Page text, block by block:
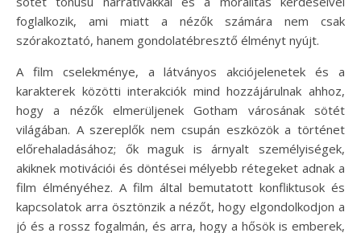
foglalkozik, ami miatt a nézők számára nem csak
szórakoztató, hanem gondolatébresztő élményt nyújt.
A film cselekménye, a látványos akciójelenetek és a
karakterek közötti interakciók mind hozzájárulnak ahhoz,
hogy a nézők elmerüljenek Gotham városának sötét
világában. A szereplők nem csupán eszközök a történet
előrehaladásához; ők maguk is árnyalt személyiségek,
akiknek motivációi és döntései mélyebb rétegeket adnak a
film élményéhez. A film által bemutatott konfliktusok és
kapcsolatok arra ösztönzik a nézőt, hogy elgondolkodjon a
jó és a rossz fogalmán, és arra, hogy a hősök is emberek,